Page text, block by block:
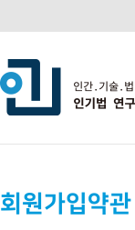
회원가입약관